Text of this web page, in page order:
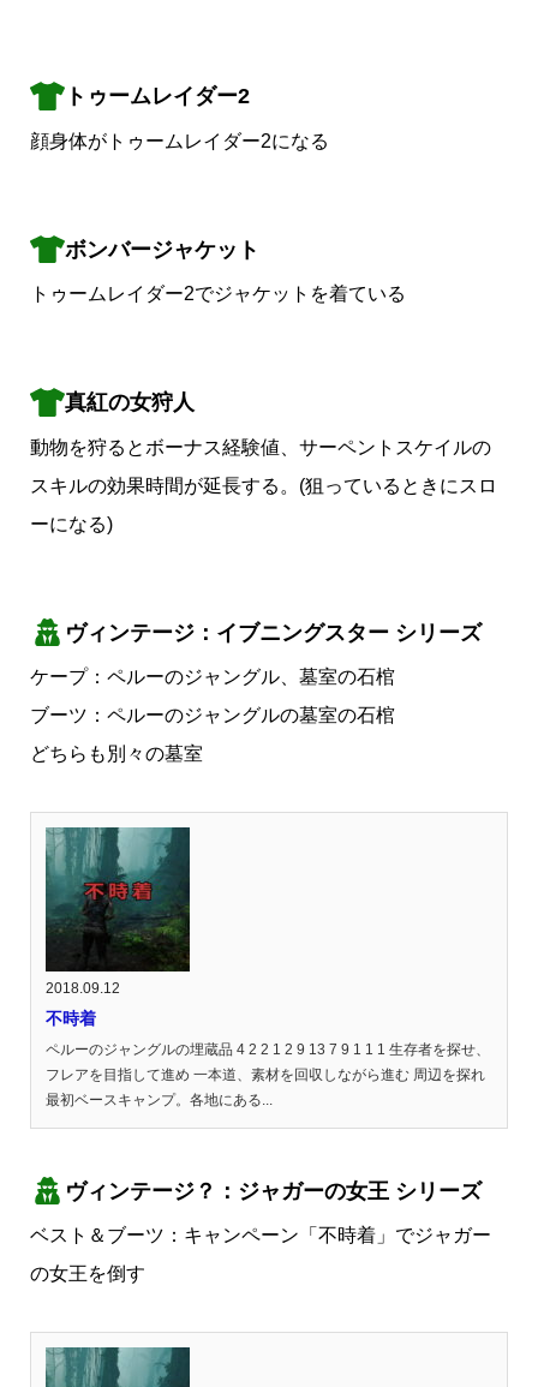
トゥームレイダー2
顔身体がトゥームレイダー2になる
ボンバージャケット
トゥームレイダー2でジャケットを着ている
真紅の女狩人
動物を狩るとボーナス経験値、サーペントスケイルの
スキルの効果時間が延長する。(狙っているときにスロ
ーになる)
ヴィンテージ：イブニングスター シリーズ
ケープ：ペルーのジャングル、墓室の石棺
ブーツ：ペルーのジャングルの墓室の石棺
どちらも別々の墓室
2018.09.12
不時着
ペルーのジャングルの埋蔵品 4 2 2 1 2 9 13 7 9 1 1 1 生存者を探せ、
フレアを目指して進め 一本道、素材を回収しながら進む 周辺を探れ
最初ベースキャンプ。各地にある...
ヴィンテージ？：ジャガーの女王 シリーズ
ベスト＆ブーツ：キャンペーン「不時着」でジャガー
の女王を倒す